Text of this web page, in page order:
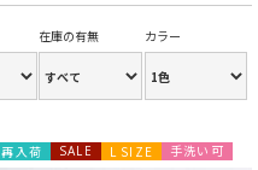
在庫の有無 カラー
再入荷 SALE L SIZE 手洗い可